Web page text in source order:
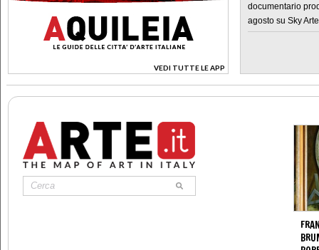
VEDI TUTTE LE APP
>
documentario
agosto su Sky Arte